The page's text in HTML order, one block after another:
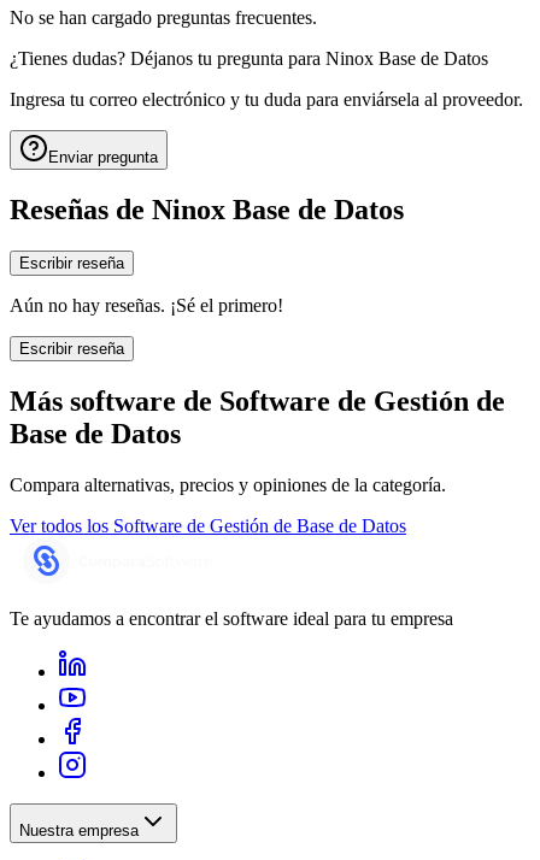
No se han cargado preguntas frecuentes.
¿Tienes dudas? Déjanos tu pregunta para Ninox Base de Datos
Ingresa tu correo electrónico y tu duda para enviársela al proveedor.
Enviar pregunta
Reseñas de Ninox Base de Datos
Escribir reseña
Aún no hay reseñas. ¡Sé el primero!
Escribir reseña
Más software de Software de Gestión de
Base de Datos
Compara alternativas, precios y opiniones de la categoría.
Ver todos los Software de Gestión de Base de Datos
Te ayudamos a encontrar el software ideal para tu empresa
Nuestra empresa